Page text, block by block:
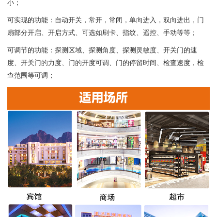
小；
可实现的功能：自动开关，常开，常闭，单向进入，双向进出，门
扇部分开启、开启方式、可选如刷卡、指纹、遥控、手动等等；
可调节的功能：探测区域、探测角度、探测灵敏度、开关门的速
度、开关门的力度、门的开度可调、门的停留时间、检查速度，检
查范围等可调；